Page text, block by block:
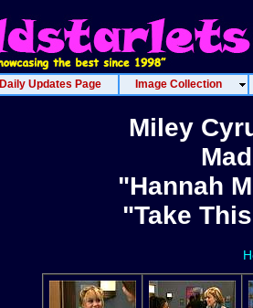
Daily Updates Page Image Collection
Miley
"Hannah
"Take